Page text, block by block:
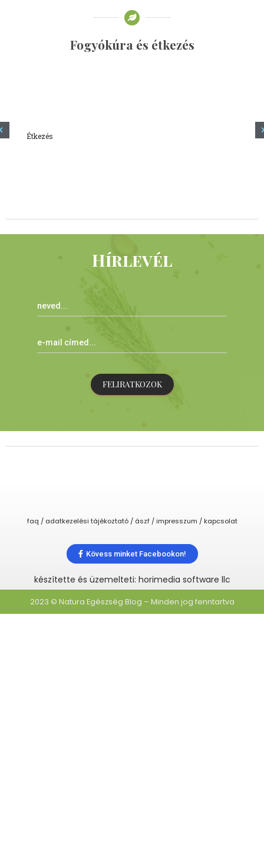
Fogyókúra és étkezés
Étkezés
Hírlevél
FELIRATKOZOK
faq / adatkezelési tájékoztató / ászf / impresszum / kapcsolat
Kövess minket Facebookon!
készítette és üzemelteti: horimedia software llc
2023 © Natura Egészség Blog – Minden jog fenntartva